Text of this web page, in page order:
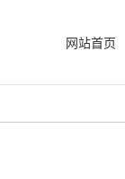
网站首页